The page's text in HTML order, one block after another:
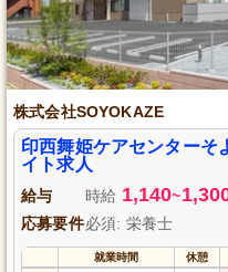
株式会社SOYOKAZE
印西舞姫ケアセンターそ
イト求人
給与 時給 1,140~
応募要件必須: 栄養士
就業時間 休憩